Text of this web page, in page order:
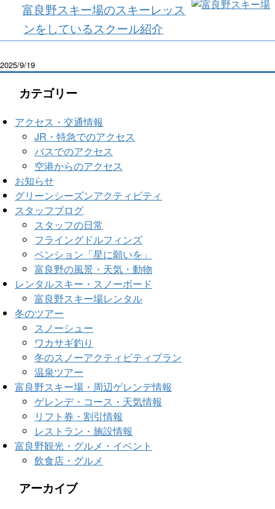
富良野スキー場のスキーレッス
ンをしているスクール紹介
2025/9/19
カテゴリー
アクセス・交通情報
JR・特急でのアクセス
バスでのアクセス
空港からのアクセス
お知らせ
グリーンシーズンアクティビティ
スタッフブログ
スタッフの日常
フライングドルフィンズ
ペンション「星に願いを」
富良野の風景・天気・動物
レンタルスキー・スノーボード
富良野スキー場レンタル
冬のツアー
スノーシュー
ワカサギ釣り
冬のスノーアクティビティプラン
温泉ツアー
富良野スキー場・周辺ゲレンデ情報
ゲレンデ・コース・天気情報
リフト券・割引情報
レストラン・施設情報
富良野観光・グルメ・イベント
飲食店・グルメ
アーカイブ